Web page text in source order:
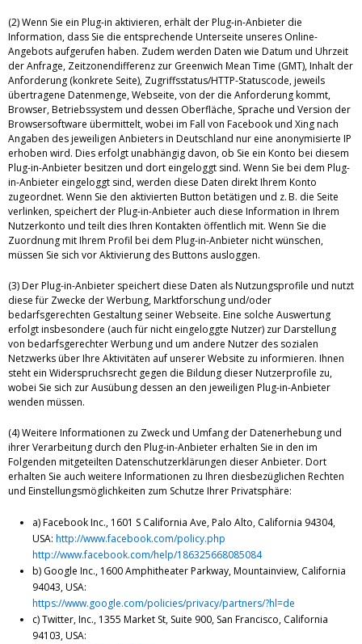
(2) Wenn Sie ein Plug-in aktivieren, erhält der Plug-in-Anbieter die
Information, dass Sie die entsprechende Unterseite unseres Online-
Angebots aufgerufen haben. Zudem werden Daten wie Datum und Uhrzeit
der Anfrage, Zeitzonendifferenz zur Greenwich Mean Time (GMT), Inhalt der
Anforderung (konkrete Seite), Zugriffsstatus/HTTP-Statuscode, jeweils
übertragene Datenmenge, Webseite, von der die Anforderung kommt,
Browser, Betriebssystem und dessen Oberfläche, Sprache und Version der
Browsersoftware übermittelt, wobei im Fall von Facebook und Xing nach
Angaben des jeweiligen Anbieters in Deutschland nur eine anonymisierte IP
erhoben wird. Dies erfolgt unabhängig davon, ob Sie ein Konto bei diesem
Plug-in-Anbieter besitzen und dort eingeloggt sind. Wenn Sie bei dem Plug-
in-Anbieter eingeloggt sind, werden diese Daten direkt Ihrem Konto
zugeordnet. Wenn Sie den aktivierten Button betätigen und z. B. die Seite
verlinken, speichert der Plug-in-Anbieter auch diese Information in Ihrem
Nutzerkonto und teilt dies Ihren Kontakten öffentlich mit. Wenn Sie die
Zuordnung mit Ihrem Profil bei dem Plug-in-Anbieter nicht wünschen,
müssen Sie sich vor Aktivierung des Buttons ausloggen.
(3) Der Plug-in-Anbieter speichert diese Daten als Nutzungsprofile und nutzt
diese für Zwecke der Werbung, Marktforschung und/oder
bedarfsgerechten Gestaltung seiner Webseite. Eine solche Auswertung
erfolgt insbesondere (auch für nicht eingeloggte Nutzer) zur Darstellung
von bedarfsgerechter Werbung und um andere Nutzer des sozialen
Netzwerks über Ihre Aktivitäten auf unserer Website zu informieren. Ihnen
steht ein Widerspruchsrecht gegen die Bildung dieser Nutzerprofile zu,
wobei Sie sich zur Ausübung dessen an den jeweiligen Plug-in-Anbieter
wenden müssen.
(4) Weitere Informationen zu Zweck und Umfang der Datenerhebung und
ihrer Verarbeitung durch den Plug-in-Anbieter erhalten Sie in den im
Folgenden mitgeteilten Datenschutzerklärungen dieser Anbieter. Dort
erhalten Sie auch weitere Informationen zu Ihren diesbezüglichen Rechten
und Einstellungsmöglichkeiten zum Schutze Ihrer Privatsphäre:
a) Facebook Inc., 1601 S California Ave, Palo Alto, California 94304,
USA: http://www.facebook.com/policy.php
http://www.facebook.com/help/186325668085084
b) Google Inc., 1600 Amphitheater Parkway, Mountainview, California
94043, USA:
https://www.google.com/policies/privacy/partners/?hl=de
c) Twitter, Inc., 1355 Market St, Suite 900, San Francisco, California
94103, USA: